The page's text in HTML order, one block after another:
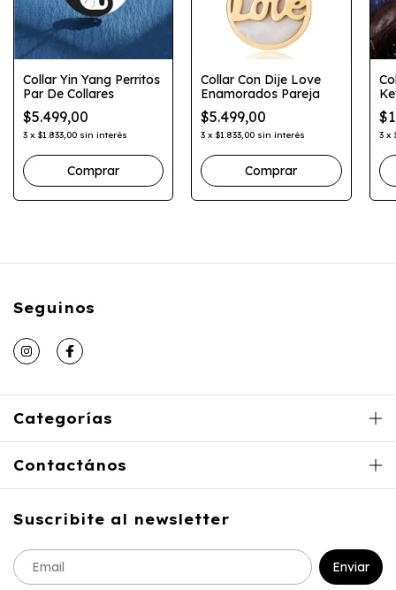
Collar Yin Yang Perritos
Par De Collares
$5.499,00
3 x $1.833,00 sin interés
Comprar
Collar Con Dije Love
Enamorados Pareja
$5.499,00
3 x$1.833,00 sin interés 3 x
Seguinos
Categorías
Contactános
Suscribite al newsletter